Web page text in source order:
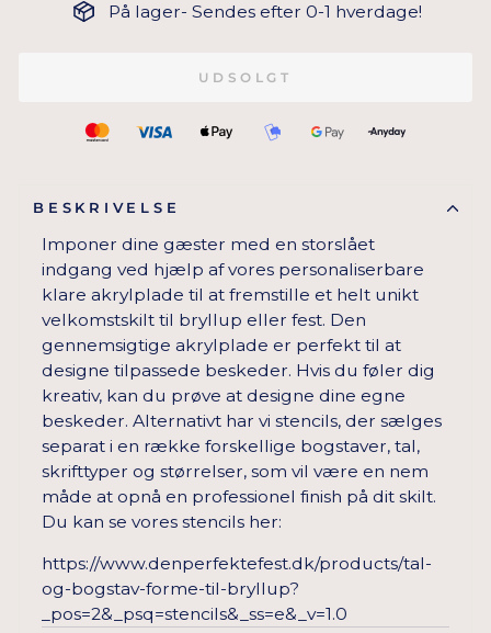
På lager- Sendes efter 0-1 hverdage!
UDSOLGT
BESKRIVELSE
Imponer dine gæster med en storslået
indgang ved hjælp af vores personaliserbare
klare akrylplade til at fremstille et helt unikt
velkomstskilt til bryllup eller fest. Den
gennemsigtige akrylplade er perfekt til at
designe tilpassede beskeder. Hvis du føler dig
kreativ, kan du prøve at designe dine egne
beskeder. Alternativt har vi stencils, der sælges
separat i en række forskellige bogstaver, tal,
skrifttyper og størrelser, som vil være en nem
måde at opnå en professionel finish på dit skilt.
Du kan se vores stencils her:
https://www.denperfektefest.dk/products/tal-
og-bogstav-forme-til-bryllup?
_pos=2&_psq=stencils&_ss=e&_v=1.0